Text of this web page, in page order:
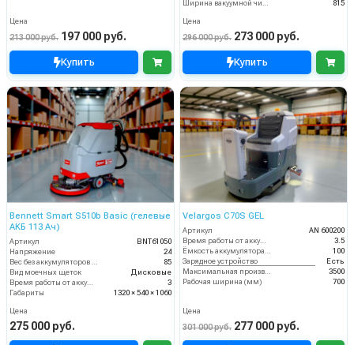
Цена
213 000 руб. 197 000 руб.
Купить
815
Цена
296 000 руб. 273 000 руб.
Купить
Bennett Smart S510b Basic (гелевые
АКБ 113 Ач)
Артикул
BNT61050
Напряжение
24
Вес без аккумуляторов (кг)
85
Вид моечных щеток
Дисковые
Время работы от аккумуляторов (ч)
3
Габариты
1320 × 540 × 1060
Цена
275 000 руб.
Velargos C70S GEL
Артикул
AN 600200
Время работы от аккумуляторов (ч)
3.5
Ёмкость аккумулятора (Ач)
100
Зарядное устройство
Есть
Максимальная производительность (кв.м/час)
3500
Рабочая ширина (мм)
700
Цена
301 000 руб. 277 000 руб.